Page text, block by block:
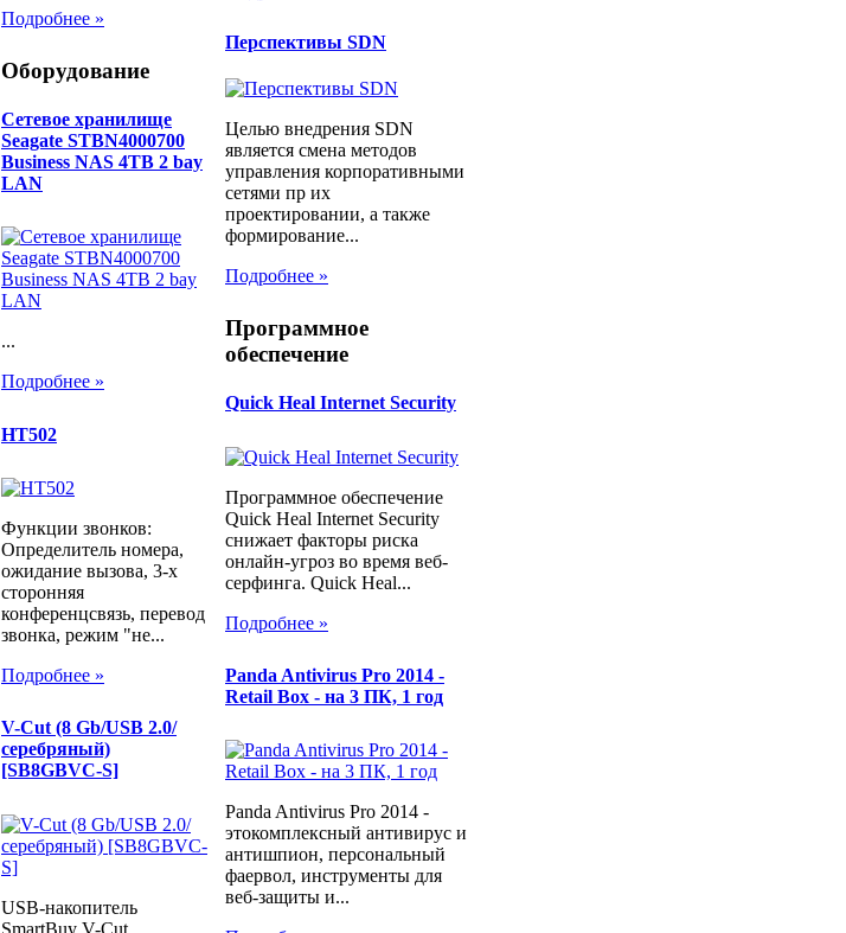
Подробнее »
Оборудование
Сетевое хранилище
Seagate STBN4000700
Business NAS 4TB 2 bay
LAN
...
Подробнее »
HT502
Функции звонков:
Определитель номера,
ожидание вызова, 3-х
сторонняя
конференцсвязь, перевод
звонка, режим "не...
Подробнее »
V-Cut (8 Gb/USB 2.0/
серебряный)
[SB8GBVC-S]
USB-накопитель
SmartBuy V-Cut
Перспективы SDN
Целью внедрения SDN
является смена методов
управления корпоративными
сетями пр их
проектировании, а также
формирование...
Подробнее »
Программное
обеспечение
Quick Heal Internet Security
Программное обеспечение
Quick Heal Internet Security
снижает факторы риска
онлайн-угроз во время веб-
серфинга. Quick Heal...
Подробнее »
Panda Antivirus Pro 2014 -
Retail Box - на 3 ПК, 1 год
Panda Antivirus Pro 2014 -
этокомплексный антивирус и
антишпион, персональный
фаервол, инструменты для
веб-защиты и...